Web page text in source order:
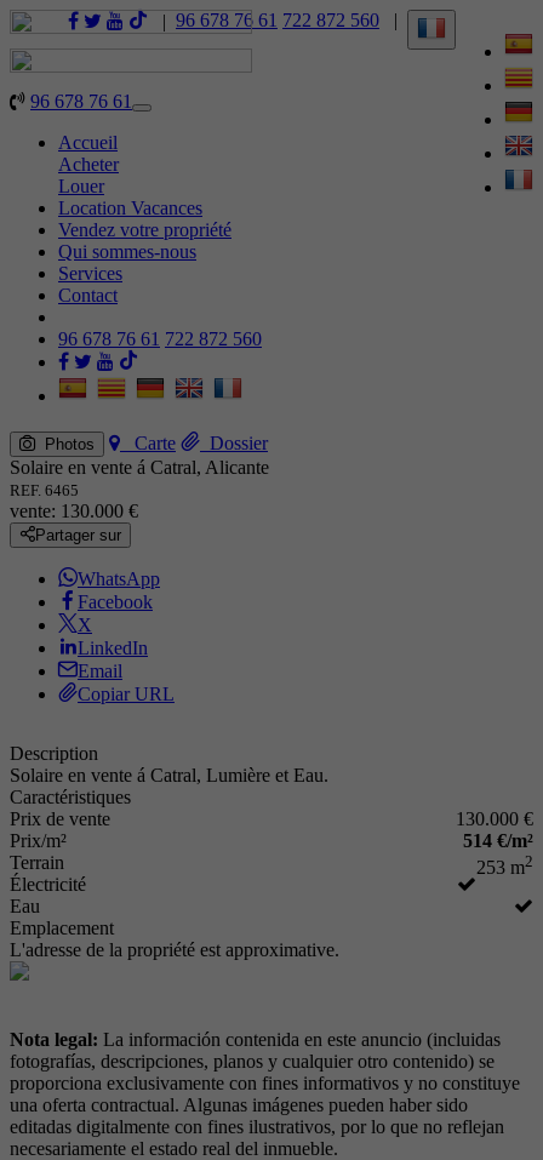
96 678 76 61 722 872 560 |
|
96 678 76 61
Toggle
Accueil
Acheter
Louer
Location Vacances
Vendez votre propriété
Qui sommes-nous
Services
Contact
96 678 76 61 722 872 560
Photos Carte
Dossier
Solaire en vente á Catral, Alicante
REF. 6465
vente: 130.000 €
Partager sur
WhatsApp
Facebook
X
LinkedIn
Email
Copiar URL
Description
Solaire en vente á Catral, Lumière et Eau.
Caractéristiques
Prix de vente
130.000 €
Prix/m²
514 €/m²
Terrain
253 m2
Électricité
Eau
Emplacement
L'adresse de la propriété est approximative.
Nota legal: La información contenida en este anuncio (incluidas
fotografías, descripciones, planos y cualquier otro contenido) se
proporciona exclusivamente con fines informativos y no constituye
una oferta contractual. Algunas imágenes pueden haber sido
editadas digitalmente con fines ilustrativos, por lo que no reflejan
necesariamente el estado real del inmueble.